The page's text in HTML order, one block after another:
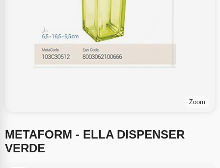
Zoom
METAFORM - ELLA DISPENSER
VERDE